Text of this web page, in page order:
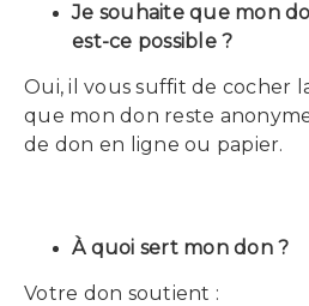
Je souhaite que mon
est-ce possible ?
Oui, il vous suffit de cocher
que mon don reste
de don en ligne ou papier.
À quoi sert mon don ?
Votre don soutient :